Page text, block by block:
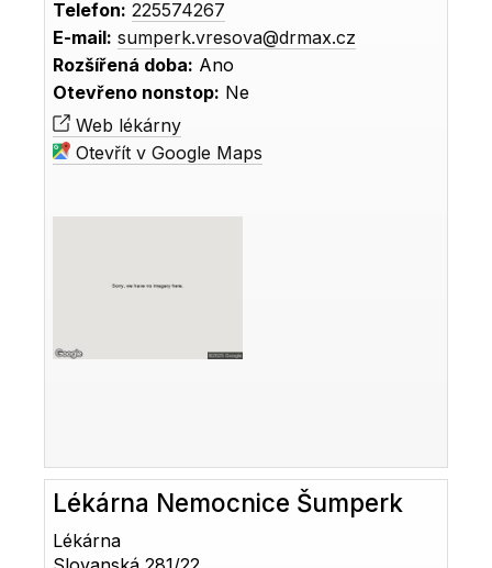
Telefon: 225574267
E-mail: sumperk.vresova@drmax.cz
Rozšířená doba: Ano
Otevřeno nonstop: Ne
Web lékárny
Otevřít v Google Maps
Lékárna Nemocnice Šumperk
Lékárna